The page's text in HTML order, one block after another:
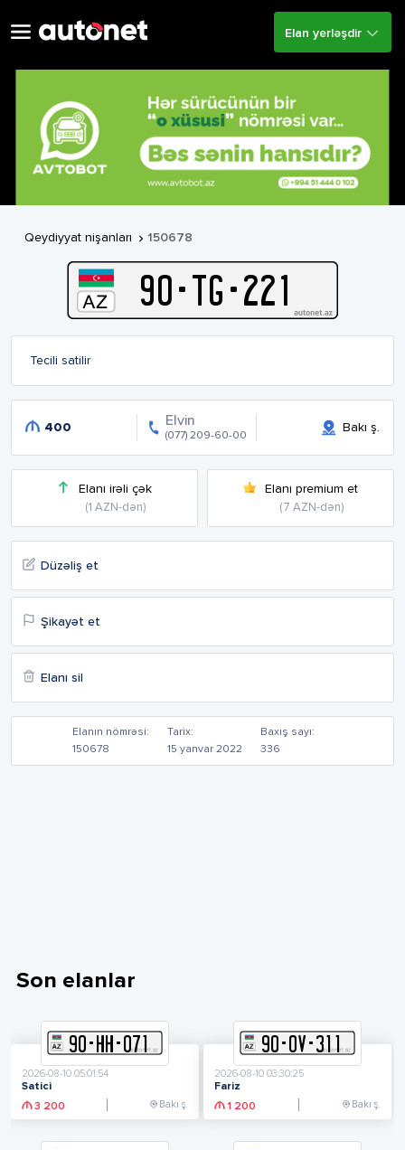
Elan yerləşdir
Qeydiyyat nişanları  150678
90-TG-221
Tecili satilir
400 Elvin
(077) 209-60-00
Bakı ş.
Elanı irəli çək
(1 AZN-dən)
Elanı premium et
(7 AZN-dən)
Düzəliş et
Şikayət et
Elanı sil
Elanın nömrəsi:
150678
Tarix:
15 yanvar 2022
Baxış sayı:
336
Son elanlar
90- H H -071
2026-08-10 05:01:54
Satici
3 200
Bakı ş.
90-OV-311
2026-08-10 03:30:25
Fariz
1 200
Bakı ş.